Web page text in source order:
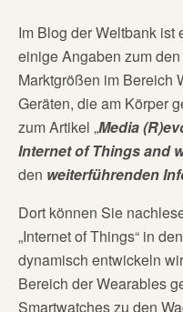
Im Blog der Weltbank ist
einige Angaben zum
Marktgrößen im Bereich
Geräten, die am Körper
zum Artikel „Media
Internet of Things and
den weiterführenden
Dort können Sie
„Internet of Things“ in
dynamisch entwickeln
Bereich der Wearables
Smartwatches zu den